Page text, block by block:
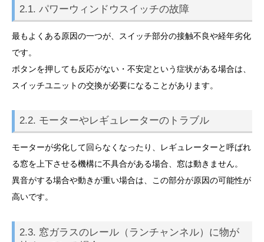
2.1. パワーウィンドウスイッチの故障
最もよくある原因の一つが、スイッチ部分の接触不良や経年劣化
です。
ボタンを押しても反応がない・不安定という症状がある場合は、
スイッチユニットの交換が必要になることがあります。
2.2. モーターやレギュレーターのトラブル
モーターが劣化して回らなくなったり、レギュレーターと呼ばれ
る窓を上下させる機構に不具合がある場合、窓は動きません。
異音がする場合や動きが重い場合は、この部分が原因の可能性が
高いです。
2.3. 窓ガラスのレール（ランチャンネル）に物が